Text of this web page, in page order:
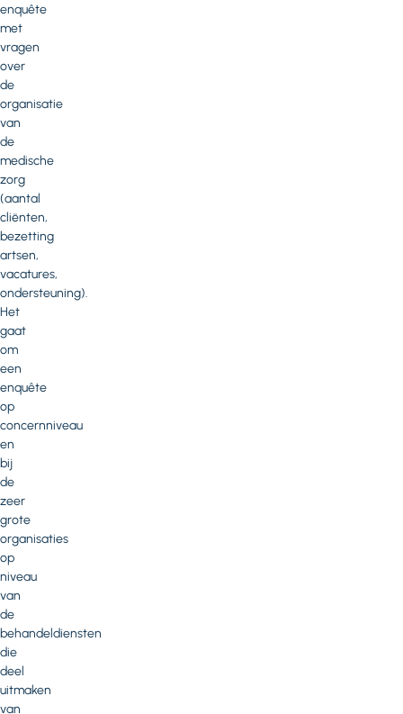
enquête
met
vragen
over
de
organisatie
van
de
medische
zorg
(aantal
cliënten,
bezetting
artsen,
vacatures,
ondersteuning).
Het
gaat
om
een
enquête
op
concernniveau
en
bij
de
zeer
grote
organisaties
op
niveau
van
de
behandeldiensten
die
deel
uitmaken
van